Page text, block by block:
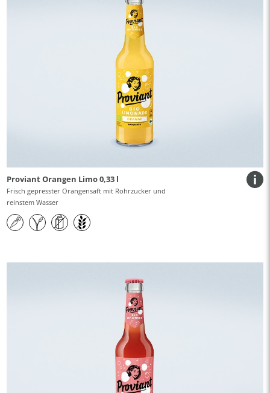
Proviant Orangen Limo 0,33 l
Frisch gepresster Orangensaft mit Rohrzucker und
reinstem Wasser